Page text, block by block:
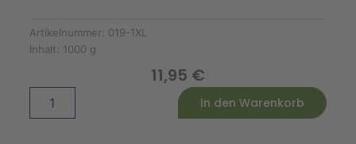
Artikelnummer: 019-1XL
Inhalt: 1000 g
11,95 €
Düngelupinen
In den Warenkorb
Alternative: